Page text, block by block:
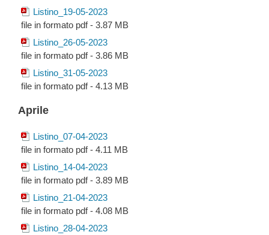
Listino_19-05-2023
file in formato pdf - 3.87 MB
Listino_26-05-2023
file in formato pdf - 3.86 MB
Listino_31-05-2023
file in formato pdf - 4.13 MB
Aprile
Listino_07-04-2023
file in formato pdf - 4.11 MB
Listino_14-04-2023
file in formato pdf - 3.89 MB
Listino_21-04-2023
file in formato pdf - 4.08 MB
Listino_28-04-2023